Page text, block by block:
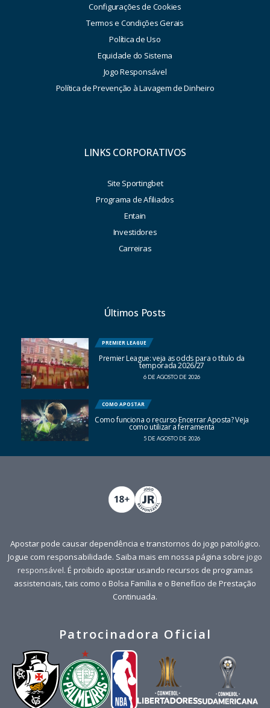
Configurações de Cookies
Termos e Condições Gerais
Política de Uso
Equidade do Sistema
Jogo Responsável
Política de Prevenção à Lavagem de Dinheiro
LINKS CORPORATIVOS
Site Sportingbet
Programa de Afiliados
Entain
Investidores
Carreiras
Últimos Posts
PREMIER LEAGUE
Premier League: veja as odds para o título da
temporada 2026/27
6 DE AGOSTO DE 2026
COMO APOSTAR
Como funciona o recurso Encerrar Aposta? Veja
como utilizar a ferramenta
5 DE AGOSTO DE 2026
Apostar pode causar dependência e transtornos do jogo patológico.
Jogue com responsabilidade. Saiba mais em nossa página sobre jogo
responsável. É proibido apostar usando recursos de programas
assistenciais, tais como o Bolsa Família e o Benefício de Prestação
Continuada.
Patrocinadora Oficial